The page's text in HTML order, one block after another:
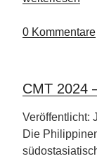
Hamburg“
0 Kommentare
CMT 2024
Veröffentlicht:
Die